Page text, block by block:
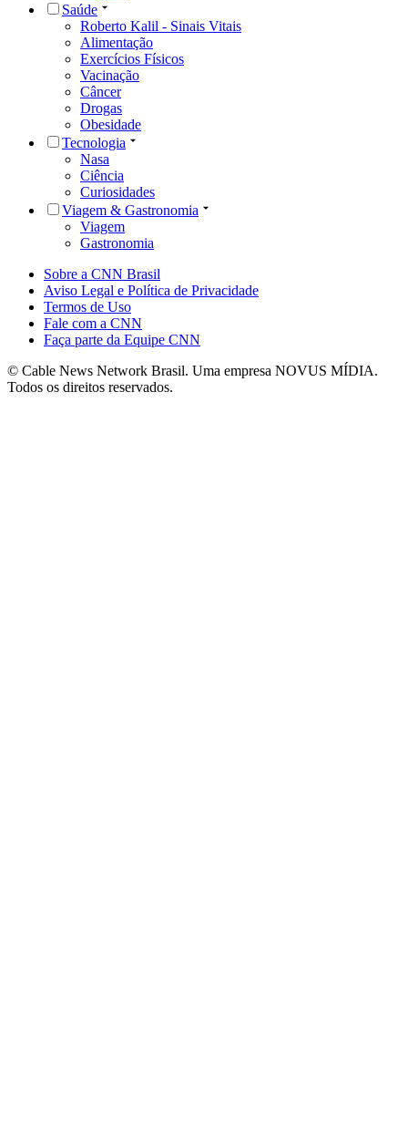
Saúde
Roberto Kalil - Sinais Vitais
Alimentação
Exercícios Físicos
Vacinação
Câncer
Drogas
Obesidade
Tecnologia
Nasa
Ciência
Curiosidades
Viagem & Gastronomia
Viagem
Gastronomia
Sobre a CNN Brasil
Aviso Legal e Política de Privacidade
Termos de Uso
Fale com a CNN
Faça parte da Equipe CNN
© Cable News Network Brasil. Uma empresa NOVUS MÍDIA.
Todos os direitos reservados.